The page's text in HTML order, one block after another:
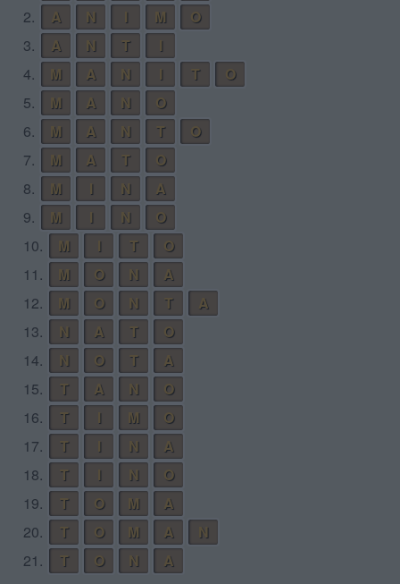
2.
A N M
O
3.
A N T
4.
M A N T
O
5.
M A N
O
6.
M A N T
O
7.
M A T
O
8.
M N
A
9.
M N
O
10.
M T
O
11.
M O N
A
12.
M O N T
A
13.
N A T
O
14.
N O T
A
15.
T A N
O
16.
T M
O
17.
T N
A
18.
T N
O
19.
T O M
A
20.
T O M A
N
21.
T O N
A